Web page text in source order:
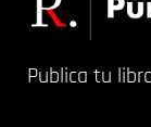
Publica tu